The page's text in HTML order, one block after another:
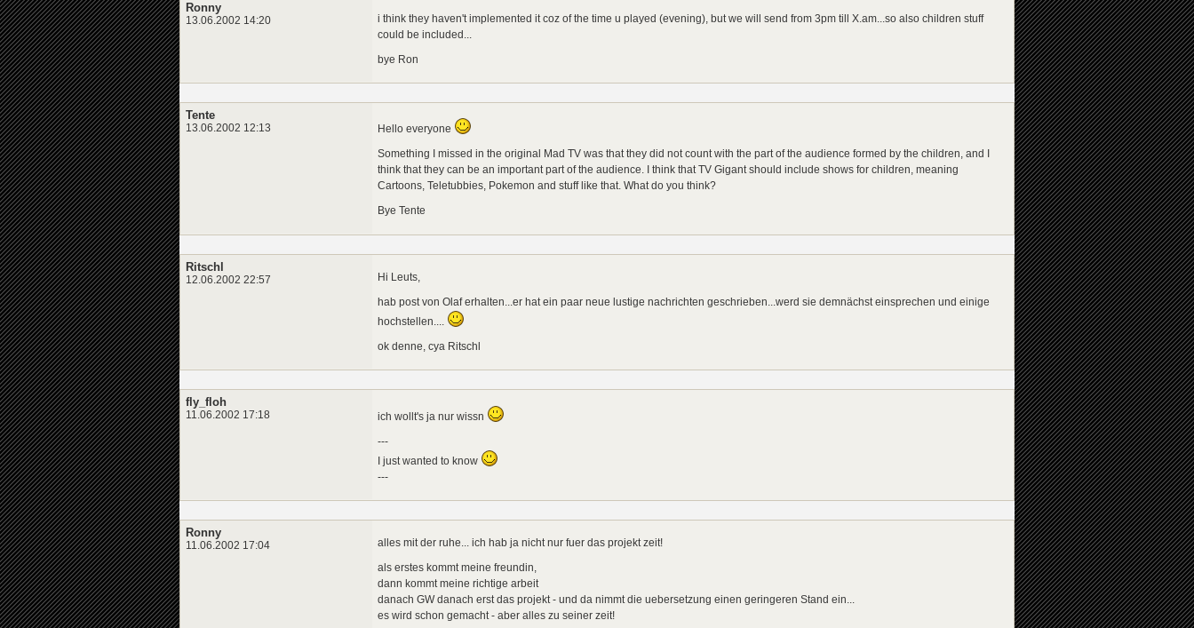
Ronny
13.06.2002 14:20
i think they haven't implemented it coz of the time u played (evening), but we will send from 3pm till X.am...so also children stuff
could be included...
bye Ron
Tente
13.06.2002 12:13 Hello everyone
Something I missed in the original Mad TV was that they did not count with the part of the audience formed by the children, and I
think that they can be an important part of the audience. I think that TV Gigant should include shows for children, meaning
Cartoons, Teletubbies, Pokemon and stuff like that. What do you think?
Bye Tente
Ritschl
12.06.2002 22:57 Hi Leuts,
hab post von Olaf erhalten...er hat ein paar neue lustige nachrichten geschrieben...werd sie demnächst einsprechen und einige
hochstellen....
ok denne, cya Ritschl
fly_floh
11.06.2002 17:18 ich wollt's ja nur wissn
---
I just wanted to know
---
Ronny
11.06.2002 17:04 alles mit der ruhe... ich hab ja nicht nur fuer das projekt zeit!
als erstes kommt meine freundin,
dann kommt meine richtige arbeit
danach GW danach erst das projekt - und da nimmt die uebersetzung einen geringeren Stand ein...
es wird schon gemacht - aber alles zu seiner zeit!